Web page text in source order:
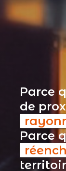
Parce
de
Parce